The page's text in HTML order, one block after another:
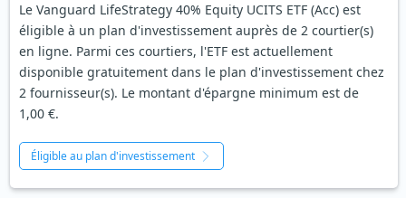
Le Vanguard LifeStrategy 40% Equity UCITS ETF (Acc) est
éligible à un plan d'investissement auprès de 2 courtier(s)
en ligne. Parmi ces courtiers, l'ETF est actuellement
disponible gratuitement dans le plan d'investissement chez
2 fournisseur(s). Le montant d'épargne minimum est de
1,00 €.
Éligible au plan d'investissement